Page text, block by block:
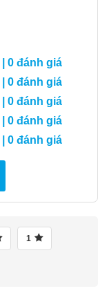
| 0 đánh giá
| 0 đánh giá
| 0 đánh giá
| 0 đánh giá
| 0 đánh giá
1